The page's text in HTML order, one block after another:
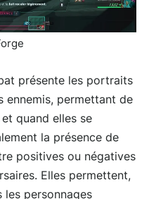
présente les portraits
ennemis, permettant de
quand elles se
la présence de
positives ou négatives
Elles permettent,
les personnages